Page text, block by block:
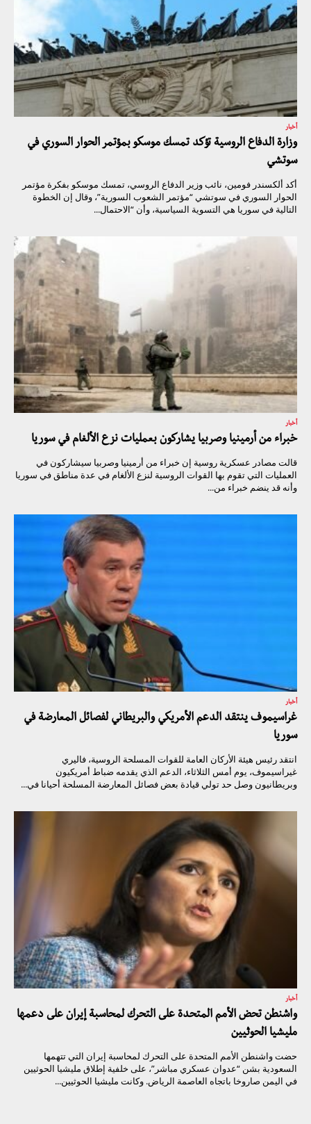
أخبار
وزارة الدفاع الروسية تؤكد تمسك موسكو بمؤتمر الحوار السوري في
سوتشي
أكد ألكسندر فومين، نائب وزير الدفاع الروسي، تمسك موسكو بفكرة مؤتمر
الحوار السوري في سوتشي “مؤتمر الشعوب السورية”، وقال إن الخطوة
التالية في سوريا هي التسوية السياسية، وأن “الاحتمال...
أخبار
خبراء من أرمينيا وصربيا يشاركون بعمليات نزع الألغام في سوريا
قالت مصادر عسكرية روسية إن خبراء من أرمينيا وصربيا سيشاركون في
العمليات التي تقوم بها القوات الروسية لنزع الألغام في عدة مناطق في سوريا
وأنه قد ينضم خبراء من...
أخبار
غراسيموف ينتقد الدعم الأمريكي والبريطاني لفصائل المعارضة في
سوريا
انتقد رئيس هيئة الأركان العامة للقوات المسلحة الروسية، فاليري
غيراسيموف، يوم أمس الثلاثاء، الدعم الذي يقدمه ضباط أمريكيون
وبريطانيون وصل حد تولي قيادة بعض فصائل المعارضة المسلحة أحيانا في...
أخبار
واشنطن تحض الأمم المتحدة على التحرك لمحاسبة إيران على دعمها
مليشيا الحوثيين
حضت واشنطن الأمم المتحدة على التحرك لمحاسبة إيران التي تتهمها
السعودية بشن “عدوان عسكري مباشر”، على خلفية إطلاق مليشيا الحوثيين
في اليمن صاروخا باتجاه العاصمة الرياض. وكانت مليشيا الحوثيين...